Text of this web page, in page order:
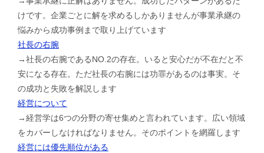
けです。企業ごとに解を求めるしかありませんが事業承継の
悩みから成功事例まで取り上げています
社長の右腕
→社長の右腕であるNO.2の存在。いると安心だが不在だと不
安になる存在。ただ社長の右腕には功罪があるのは事実。そ
の成功と失敗を解説します
経営について
→経営学は6つの分野の寄せ集めと言われています。広い領域
をカバーしなければなりません。そのポイントを網羅します
経営には優先順位がある